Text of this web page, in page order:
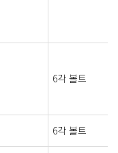
6각 볼트
6각 볼트